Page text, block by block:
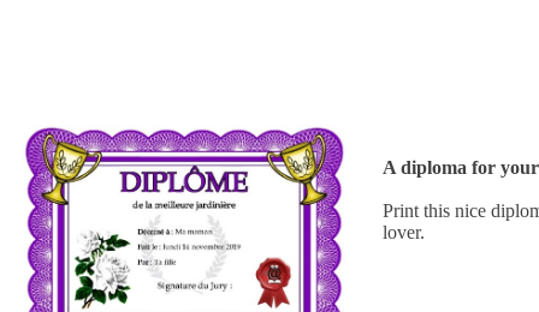
A diploma for
Print this nice
lover.